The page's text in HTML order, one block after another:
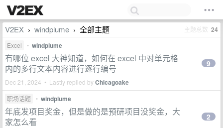
V2EX › windplume › 全部主题 主题总数 24
Excel • windplume
有哪位 excel 大神知道，如何在 excel 中对单元格
内的多行文本内容进行逐行编号
Dec 21, 2024 • Lastly replied byChicagoake
9
职场话题 • windplume
年底发项目奖金，但是做的是预研项目没奖金，大
家怎么看
2